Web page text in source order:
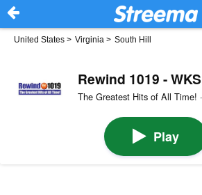
United States > Virginia > South Hill
Rewind 1019 -
The Greatest Hits of All Time!
Play